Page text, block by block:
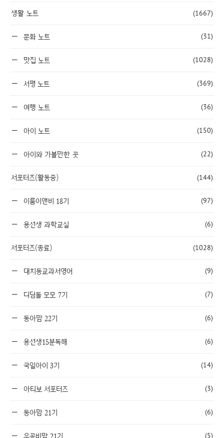
생활 노트 (1667)
문화 노트 (31)
맛집 노트 (1028)
서평 노트 (369)
여행 노트 (36)
아이 노트 (150)
아이와 가볼만한 곳 (22)
서포터즈(활동중) (144)
이룸이앤비 18기 (97)
용선생 과학교실 (6)
서포터즈(종료) (1028)
대치동교과서영어 (9)
디딤돌 모모 7기 (7)
동아맘 22기 (6)
용선생15분독해 (6)
국일아이 3기 (14)
아티보 서포터즈 (3)
동아맘 21기 (6)
우공비맘 21기 (5)